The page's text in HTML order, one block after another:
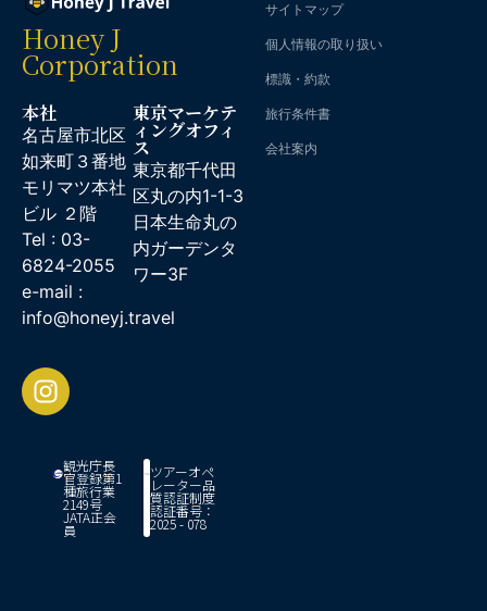
Honey J
Corporation
本社
名古屋市北区
如来町３番地
モリマツ本社
ビル ２階
Tel : 03-
6824-2055
e-mail :
info@honeyj.travel
東京マーケテ
ィングオフィ
ス
東京都千代田
区丸の内1-1-3
日本生命丸の
内ガーデンタ
ワー3F
観光庁長
官登録第1
種旅行業
2149号
JATA正会
員
ツアーオペ
レーター品
質認証制度
認証番号：
2025 - 078
サイトマップ
個人情報の取り扱い
標識・約款
旅行条件書
会社案内